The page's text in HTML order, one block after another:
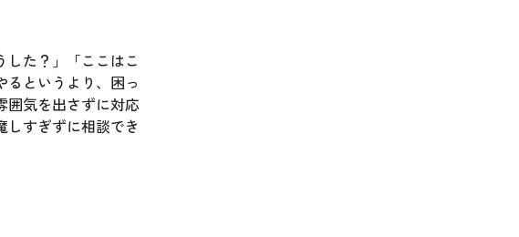
た？」「ここはこ
というより、困っ
囲気を出さずに対応
すぎずに相談でき